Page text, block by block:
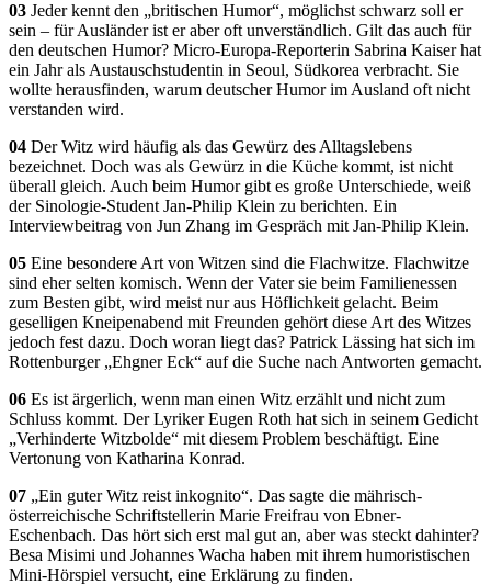
03 Jeder kennt den „britischen Humor“, möglichst schwarz soll er
sein – für Ausländer ist er aber oft unverständlich. Gilt das auch für
den deutschen Humor? Micro-Europa-Reporterin Sabrina Kaiser hat
ein Jahr als Austauschstudentin in Seoul, Südkorea verbracht. Sie
wollte herausfinden, warum deutscher Humor im Ausland oft nicht
verstanden wird.
04 Der Witz wird häufig als das Gewürz des Alltagslebens
bezeichnet. Doch was als Gewürz in die Küche kommt, ist nicht
überall gleich. Auch beim Humor gibt es große Unterschiede, weiß
der Sinologie-Student Jan-Philip Klein zu berichten. Ein
Interviewbeitrag von Jun Zhang im Gespräch mit Jan-Philip Klein.
05 Eine besondere Art von Witzen sind die Flachwitze. Flachwitze
sind eher selten komisch. Wenn der Vater sie beim Familienessen
zum Besten gibt, wird meist nur aus Höflichkeit gelacht. Beim
geselligen Kneipenabend mit Freunden gehört diese Art des Witzes
jedoch fest dazu. Doch woran liegt das? Patrick Lässing hat sich im
Rottenburger „Ehgner Eck“ auf die Suche nach Antworten gemacht.
06 Es ist ärgerlich, wenn man einen Witz erzählt und nicht zum
Schluss kommt. Der Lyriker Eugen Roth hat sich in seinem Gedicht
„Verhinderte Witzbolde“ mit diesem Problem beschäftigt. Eine
Vertonung von Katharina Konrad.
07 „Ein guter Witz reist inkognito“. Das sagte die mährisch-
österreichische Schriftstellerin Marie Freifrau von Ebner-
Eschenbach. Das hört sich erst mal gut an, aber was steckt dahinter?
Besa Misimi und Johannes Wacha haben mit ihrem humoristischen
Mini-Hörspiel versucht, eine Erklärung zu finden.